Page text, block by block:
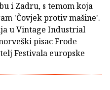
i Zadru, s temom koja
'Čovjek protiv mašine'.
u Vintage Industrial
pisac Frode
Festivala europske